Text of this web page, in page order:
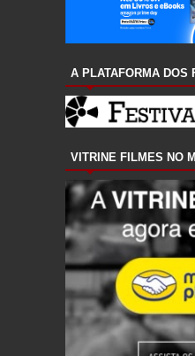
A PLATAFORMA DOS
VITRINE FILMES NO